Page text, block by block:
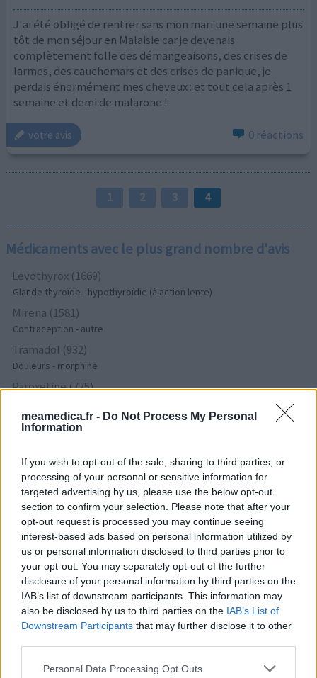
meamedica.fr - Do Not Process My Personal
Information
If you wish to opt-out of the sale, sharing to third parties, or
processing of your personal or sensitive information for
targeted advertising by us, please use the below opt-out
section to confirm your selection. Please note that after your
opt-out request is processed you may continue seeing
interest-based ads based on personal information utilized by
us or personal information disclosed to third parties prior to
your opt-out. You may separately opt-out of the further
disclosure of your personal information by third parties on the
IAB’s list of downstream participants. This information may
also be disclosed by us to third parties on the IAB’s List of
Downstream Participants that may further disclose it to other
Personal Data Processing Opt Outs
J'ai été obligé de rentrer sans mon mari une semaine plus
tôt de mon séjour en Malaisie car je devenais
complètement folle des démangeaisons, des crises de
larmes, des cauchemars et des crises de panique, je
perdais énormément mes cheveux : et tout cela après 1
semaine et demi de malarone !
votre avis 0 réactions
1 2 3 4
Médicaments avec le plus grand nombre d'avis
Levothyrox (1669)
Glande thyroïde - hypothyroïdie (à action lente)
Mirena (1581)
Contraception - autre
Tramadol (932)
Douleurs - morphine
Paroxetine (775)
Effexor (690)
Champix (604)
Toxicomanie
Sertraline (579)
Dépression - antidépresseurs IRS
Lyrica (572)
Epilepsie
Simvastatine (510)
Cholestérol
Amoxicilline (509)
Antibiotiques - pénicillines à large spectre
Seroplex (424)